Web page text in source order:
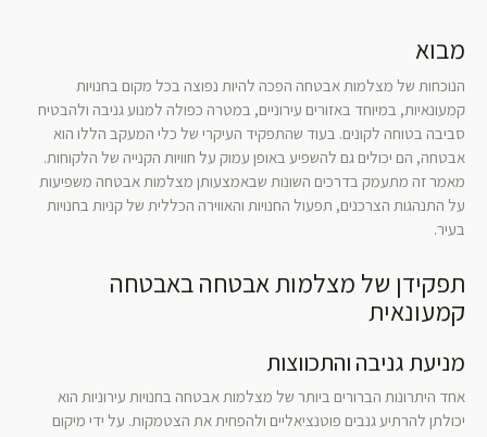
מבוא
הנוכחות של מצלמות אבטחה הפכה להיות נפוצה בכל מקום בחנויות
קמעונאיות, במיוחד באזורים עירוניים, במטרה כפולה למנוע גניבה ולהבטיח
סביבה בטוחה לקונים. בעוד שהתפקיד העיקרי של כלי המעקב הללו הוא
אבטחה, הם יכולים גם להשפיע באופן עמוק על חוויות הקנייה של הלקוחות.
מאמר זה מתעמק בדרכים השונות שבאמצעותן מצלמות אבטחה משפיעות
על התנהגות הצרכנים, תפעול החנויות והאווירה הכללית של קניות בחנויות
בעיר.
תפקידן של מצלמות אבטחה באבטחה
קמעונאית
מניעת גניבה והתכווצות
אחד היתרונות הברורים ביותר של מצלמות אבטחה בחנויות עירוניות הוא
יכולתן להרתיע גנבים פוטנציאליים ולהפחית את הצטמקות. על ידי מיקום